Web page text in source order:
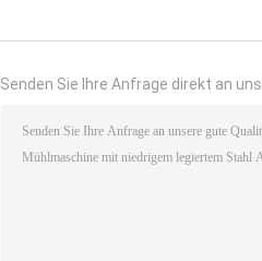
Senden Sie Ihre Anfrage direkt an uns